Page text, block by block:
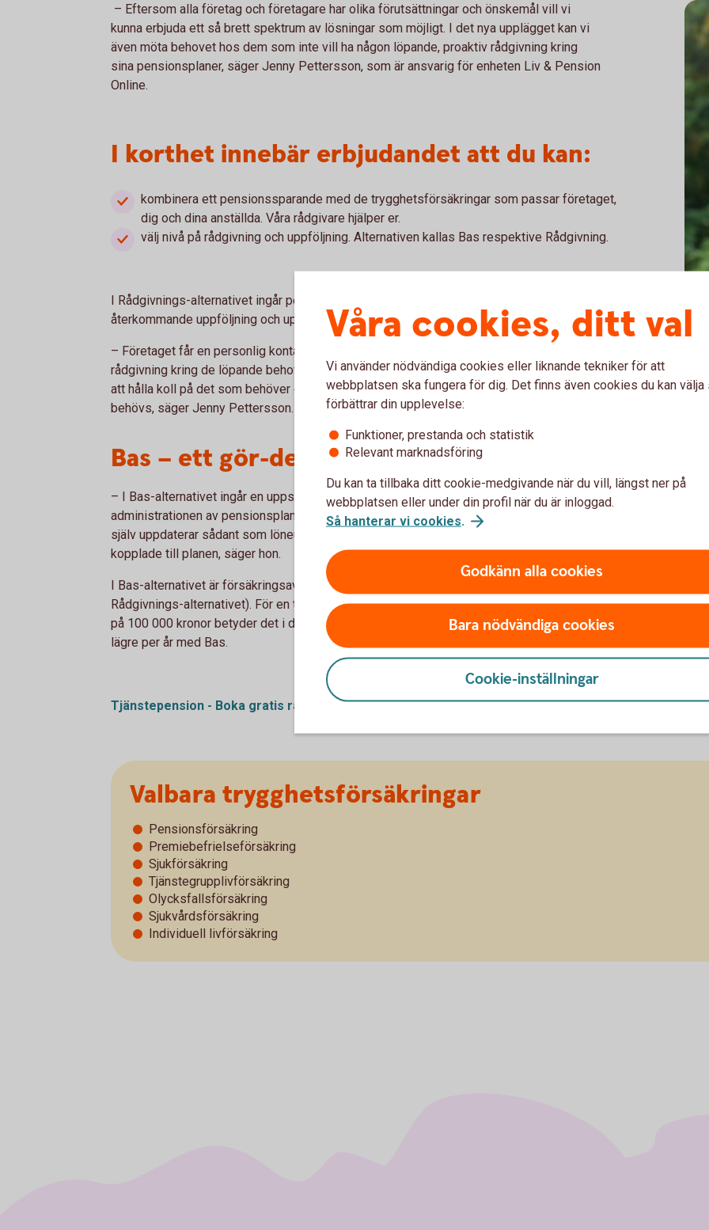
– Eftersom alla företag och företagare har olika förutsättningar och önskemål vill vi
kunna erbjuda ett så brett spektrum av lösningar som möjligt. I det nya upplägget kan vi
även möta behovet hos dem som inte vill ha någon löpande, proaktiv rådgivning kring
sina pensionsplaner, säger Jenny Pettersson, som är ansvarig för enheten Liv & Pension
Online.
I korthet innebär erbjudandet att du kan:
kombinera ett pensionssparande med de trygghetsförsäkringar som passar företaget,
dig och dina anställda. Våra rådgivare hjälper er.
välj nivå på rådgivning och uppföljning. Alternativen kallas Bas respektive Rådgivning.
I Rådgivnings-alternativet ingår personlig rådgivning för företaget och de anställda. Ni får
återkommande uppföljning och uppdatering av pensionsplanen.
– Företaget får en personlig kontakt på banken som hjälper till med både upplägget och
rådgivning kring de löpande behoven kopplade till pensionsplanen. Vi gör det lätt för er
att hålla koll på det som behöver göras och hjälper till med administrationen, när det
behövs, säger Jenny Pettersson.
Bas – ett gör-det-själv-alternativ
– I Bas-alternativet ingår en uppstartsrådgivning. Sedan sköter företaget
administrationen av pensionsplanen i internetbanken på egen hand. Det innebär att man
själv uppdaterar sådant som löneuppgifter, föräldraledigheter och andra förändringar
kopplade till planen, säger hon.
I Bas-alternativet är försäkringsavgiften låg (0,25 % på försäkringskapitalet mot 0,55 % i
Rådgivnings-alternativet). För en tjänstepensionsförsäkring med ett försäkringskapital
på 100 000 kronor betyder det i dagsläget att försäkringsavgiften blir cirka 300 kronor
lägre per år med Bas.
Tjänstepension - Boka gratis rådgivning
Valbara trygghetsförsäkringar
Pensionsförsäkring
Premiebefrielseförsäkring
Sjukförsäkring
Tjänstegrupplivförsäkring
Olycksfallsförsäkring
Sjukvårdsförsäkring
Individuell livförsäkring
Våra cookies, ditt val
Vi använder nödvändiga cookies eller liknande tekniker för att
webbplatsen ska fungera för dig. Det finns även cookies du kan välja
förbättrar din upplevelse:
Funktioner, prestanda och statistik
Relevant marknadsföring
Du kan ta tillbaka ditt cookie-medgivande när du vill, längst ner på
webbplatsen eller under din profil när du är inloggad.
Så hanterar vi cookies.
Godkänn alla cookies
Bara nödvändiga cookies
Cookie-inställningar